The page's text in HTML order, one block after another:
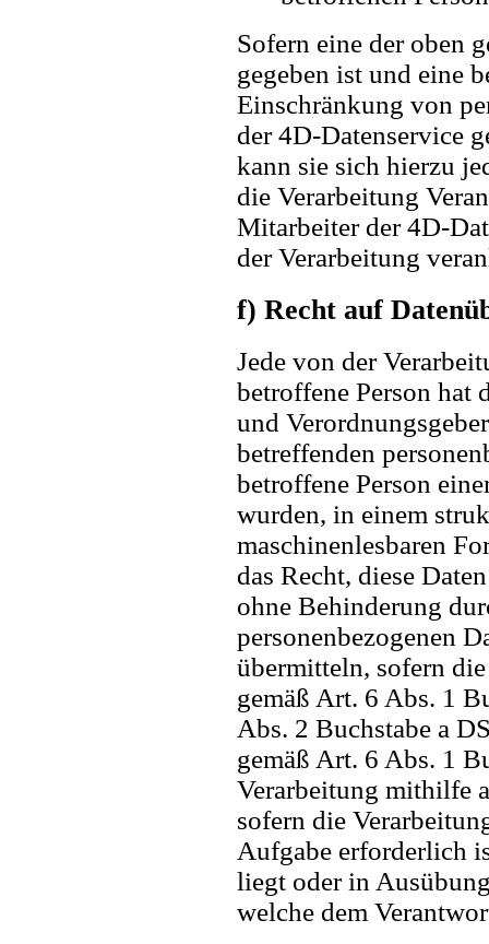
Sofern eine der oben
gegeben ist und eine
Einschränkung von
der 4D-Datenservice
kann sie sich hierzu
die Verarbeitung
Mitarbeiter der 4D-
der Verarbeitung
f) Recht auf
Jede von der
betroffene Person hat
und
betreffenden
betroffene Person
wurden, in einem
maschinenlesbaren
das Recht, diese
ohne Behinderung
personenbezogenen
übermitteln, sofern
gemäß Art. 6 Abs. 1
Abs. 2 Buchstabe a
gemäß Art. 6 Abs. 1
Verarbeitung mithilfe
sofern die
Aufgabe erforderlich
liegt oder in
welche dem